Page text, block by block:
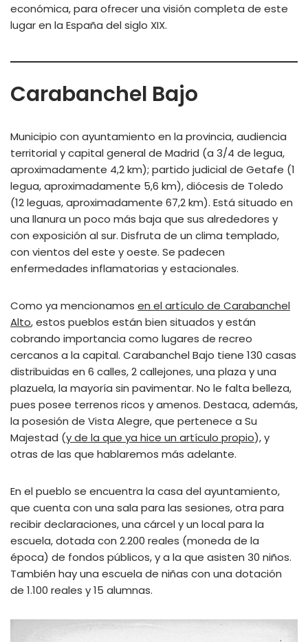
económica, para ofrecer una visión completa de este
lugar en la España del siglo XIX.
Carabanchel Bajo
Municipio con ayuntamiento en la provincia, audiencia
territorial y capital general de Madrid (a 3/4 de legua,
aproximadamente 4,2 km); partido judicial de Getafe (1
legua, aproximadamente 5,6 km), diócesis de Toledo
(12 leguas, aproximadamente 67,2 km). Está situado en
una llanura un poco más baja que sus alrededores y
con exposición al sur. Disfruta de un clima templado,
con vientos del este y oeste. Se padecen
enfermedades inflamatorias y estacionales.
Como ya mencionamos en el artículo de Carabanchel
Alto, estos pueblos están bien situados y están
cobrando importancia como lugares de recreo
cercanos a la capital. Carabanchel Bajo tiene 130 casas
distribuidas en 6 calles, 2 callejones, una plaza y una
plazuela, la mayoría sin pavimentar. No le falta belleza,
pues posee terrenos ricos y amenos. Destaca, además,
la posesión de Vista Alegre, que pertenece a Su
Majestad (y de la que ya hice un artículo propio), y
otras de las que hablaremos más adelante.
En el pueblo se encuentra la casa del ayuntamiento,
que cuenta con una sala para las sesiones, otra para
recibir declaraciones, una cárcel y un local para la
escuela, dotada con 2.200 reales (moneda de la
época) de fondos públicos, y a la que asisten 30 niños.
También hay una escuela de niñas con una dotación
de 1.100 reales y 15 alumnas.